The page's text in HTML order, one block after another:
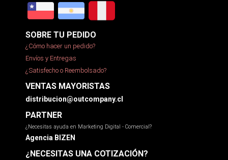
SOBRE TU PEDIDO
¿Cómo hacer un pedido?
Envíos y Entregas
¿Satisfecho o Reembolsado?
VENTAS MAYORISTAS
distribucion@outcompany.cl
PARTNER
¿Necesitas ayuda en Marketing Digital - Comercial?
Agencia BIZEN
¿NECESITAS UNA COTIZACIÓN?